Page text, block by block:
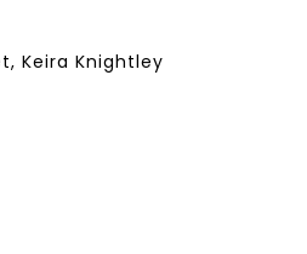
Keira Knightley